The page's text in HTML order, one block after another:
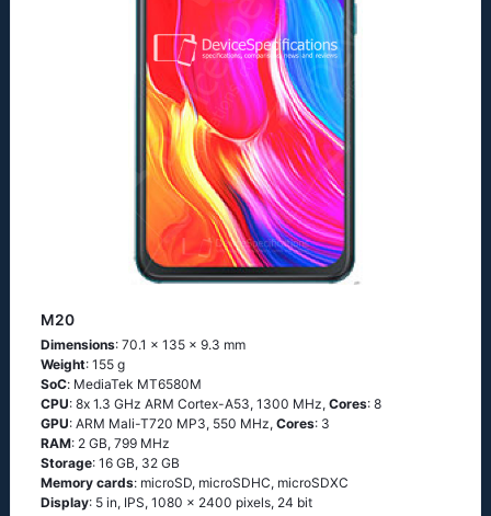
M20
Dimensions: 70.1 x 135 x 9.3 mm
Weight: 155 g
SoC: МеdiаТеk МТ6580М
CPU: 8х 1.3 GНz АRМ Соrtех-А53, 1300 MHz, Cores: 8
GPU: ARM Mali-T720 MP3, 550 MHz, Cores: 3
RAM: 2 GB, 799 MHz
Storage: 16 GB, 32 GB
Memory cards: microSD, microSDHC, microSDXC
Display: 5 in, IPS, 1080 x 2400 pixels, 24 bit